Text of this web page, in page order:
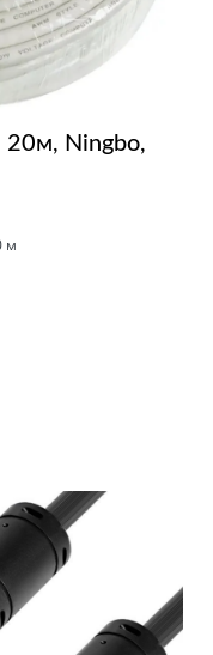
20м, Ningbo,
м